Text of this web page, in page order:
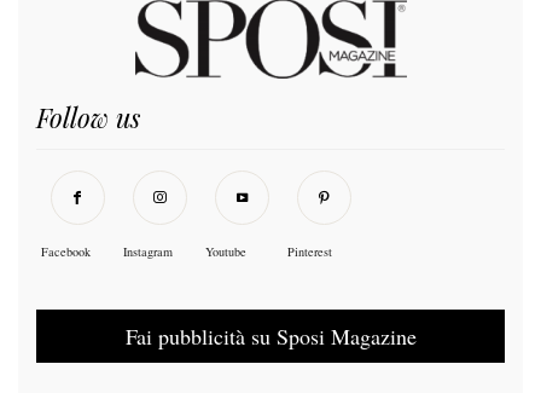
Follow us
Facebook Instagram Youtube Pinterest
Fai pubblicità su Sposi Magazine